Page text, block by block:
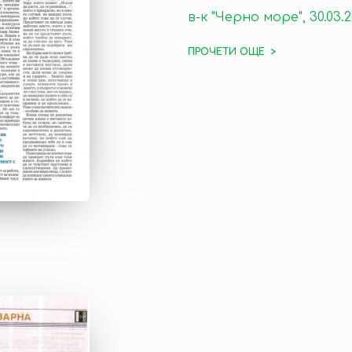
в-к "Черно море",
ПРОЧЕТИ ОЩЕ